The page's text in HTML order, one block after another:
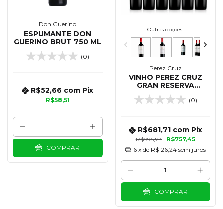
Don Guerino
ESPUMANTE DON
GUERINO BRUT 750 ML
(0)
R$58,51
R$52,66 com Pix
COMPRAR
Outras opções:
Perez Cruz
VINHO PEREZ CRUZ
GRAN RESERVA
CABERNET SAUVIGNON
750 ML - KIT 12(0)
R$995,74 R$757,45
R$681,71 com Pix
6 x de R$126,24 sem juros
COMPRAR